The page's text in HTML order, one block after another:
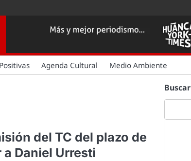
Agenda Cultural Medio Ambiente
del TC del plazo de
Daniel Urresti
Buscar